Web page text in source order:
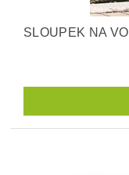
SLOUPEK NA